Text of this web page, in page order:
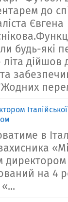
до
Євгена
будь-які
дійшов
в
директором
на 4